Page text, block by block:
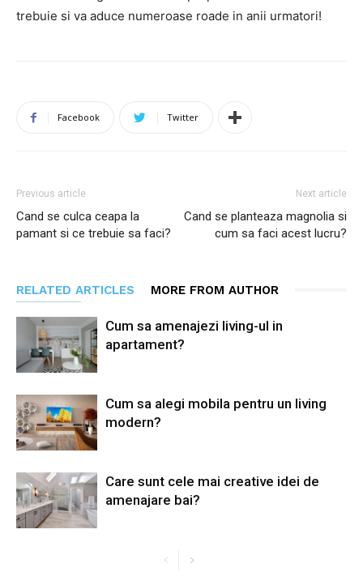
trebuie si va aduce numeroase roade in anii urmatori!
Facebook Twitter
Previous article
Cand se culca ceapa la
pamant si ce trebuie sa faci?
Next article
Cand se planteaza magnolia si
cum sa faci acest lucru?
RELATED ARTICLES MORE FROM AUTHOR
Cum sa amenajezi living-ul in
apartament?
Cum sa alegi mobila pentru un living
modern?
Care sunt cele mai creative idei de
amenajare bai?